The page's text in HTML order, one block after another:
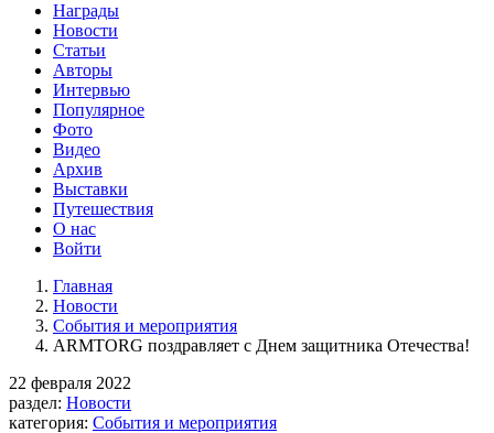
Награды
Новости
Статьи
Авторы
Интервью
Популярное
Фото
Видео
Архив
Выставки
Путешествия
О нас
Войти
Главная
Новости
События и мероприятия
ARMTORG поздравляет с Днем защитника Отечества!
22 февраля 2022
раздел: Новости
категория: События и мероприятия